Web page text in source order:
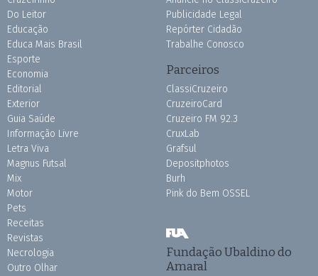
Do Leitor
Educação
Educa Mais Brasil
Esporte
Economia
Editorial
Exterior
Guia Saúde
Informação Livre
Letra Viva
Magnus Futsal
Mix
Motor
Pets
Receitas
Revistas
Necrologia
Outro Olhar
Publicidade Legal
Repórter Cidadão
Trabalhe Conosco
Parceiros
ClassiCruzeiro
CruzeiroCard
Cruzeiro FM 92.3
CruxLab
Grafsul
Depositphotos
Burh
Pink do Bem OSSEL
Fundação Ubaldino do
Amaral